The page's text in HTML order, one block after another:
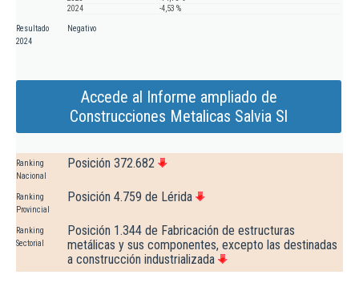
2024
-4,53 %
Resultado
2024
Negativo
Accede al Informe ampliado de
Construcciones Metalicas Salvia Sl
Ranking
Nacional
Posición 372.682
Ranking
Provincial
Posición 4.759 de Lérida
Ranking
Sectorial
Posición 1.344 de Fabricación de estructuras
metálicas y sus componentes, excepto las destinadas
a construcción industrializada